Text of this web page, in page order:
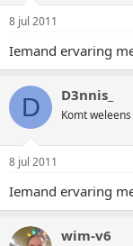
8 jul 2011
Iemand ervaring
D D3nnis_
Komt
8 jul 2011
Iemand ervaring
wim-v6